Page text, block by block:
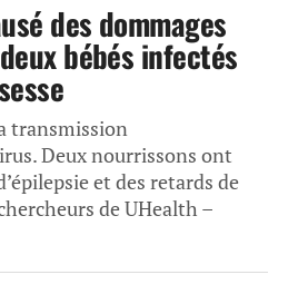
des dommages
bébés infectés
transmission
Deux nourrissons ont
et des retards de
de UHealth –